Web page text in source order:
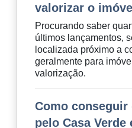
valorizar o
Procurando saber
últimos lançamentos,
localizada próximo a
geralmente para
valorização.
Como conseguir
pelo Casa Verde